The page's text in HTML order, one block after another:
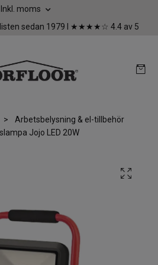
Inkl. moms
sedan 1979 I ★★★★☆ 4.4 av 5
Arbetsbelysning & el-tillbehör
Jojo LED 20W